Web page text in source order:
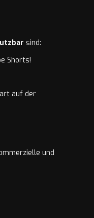
sind:
Shorts!
auf der
und